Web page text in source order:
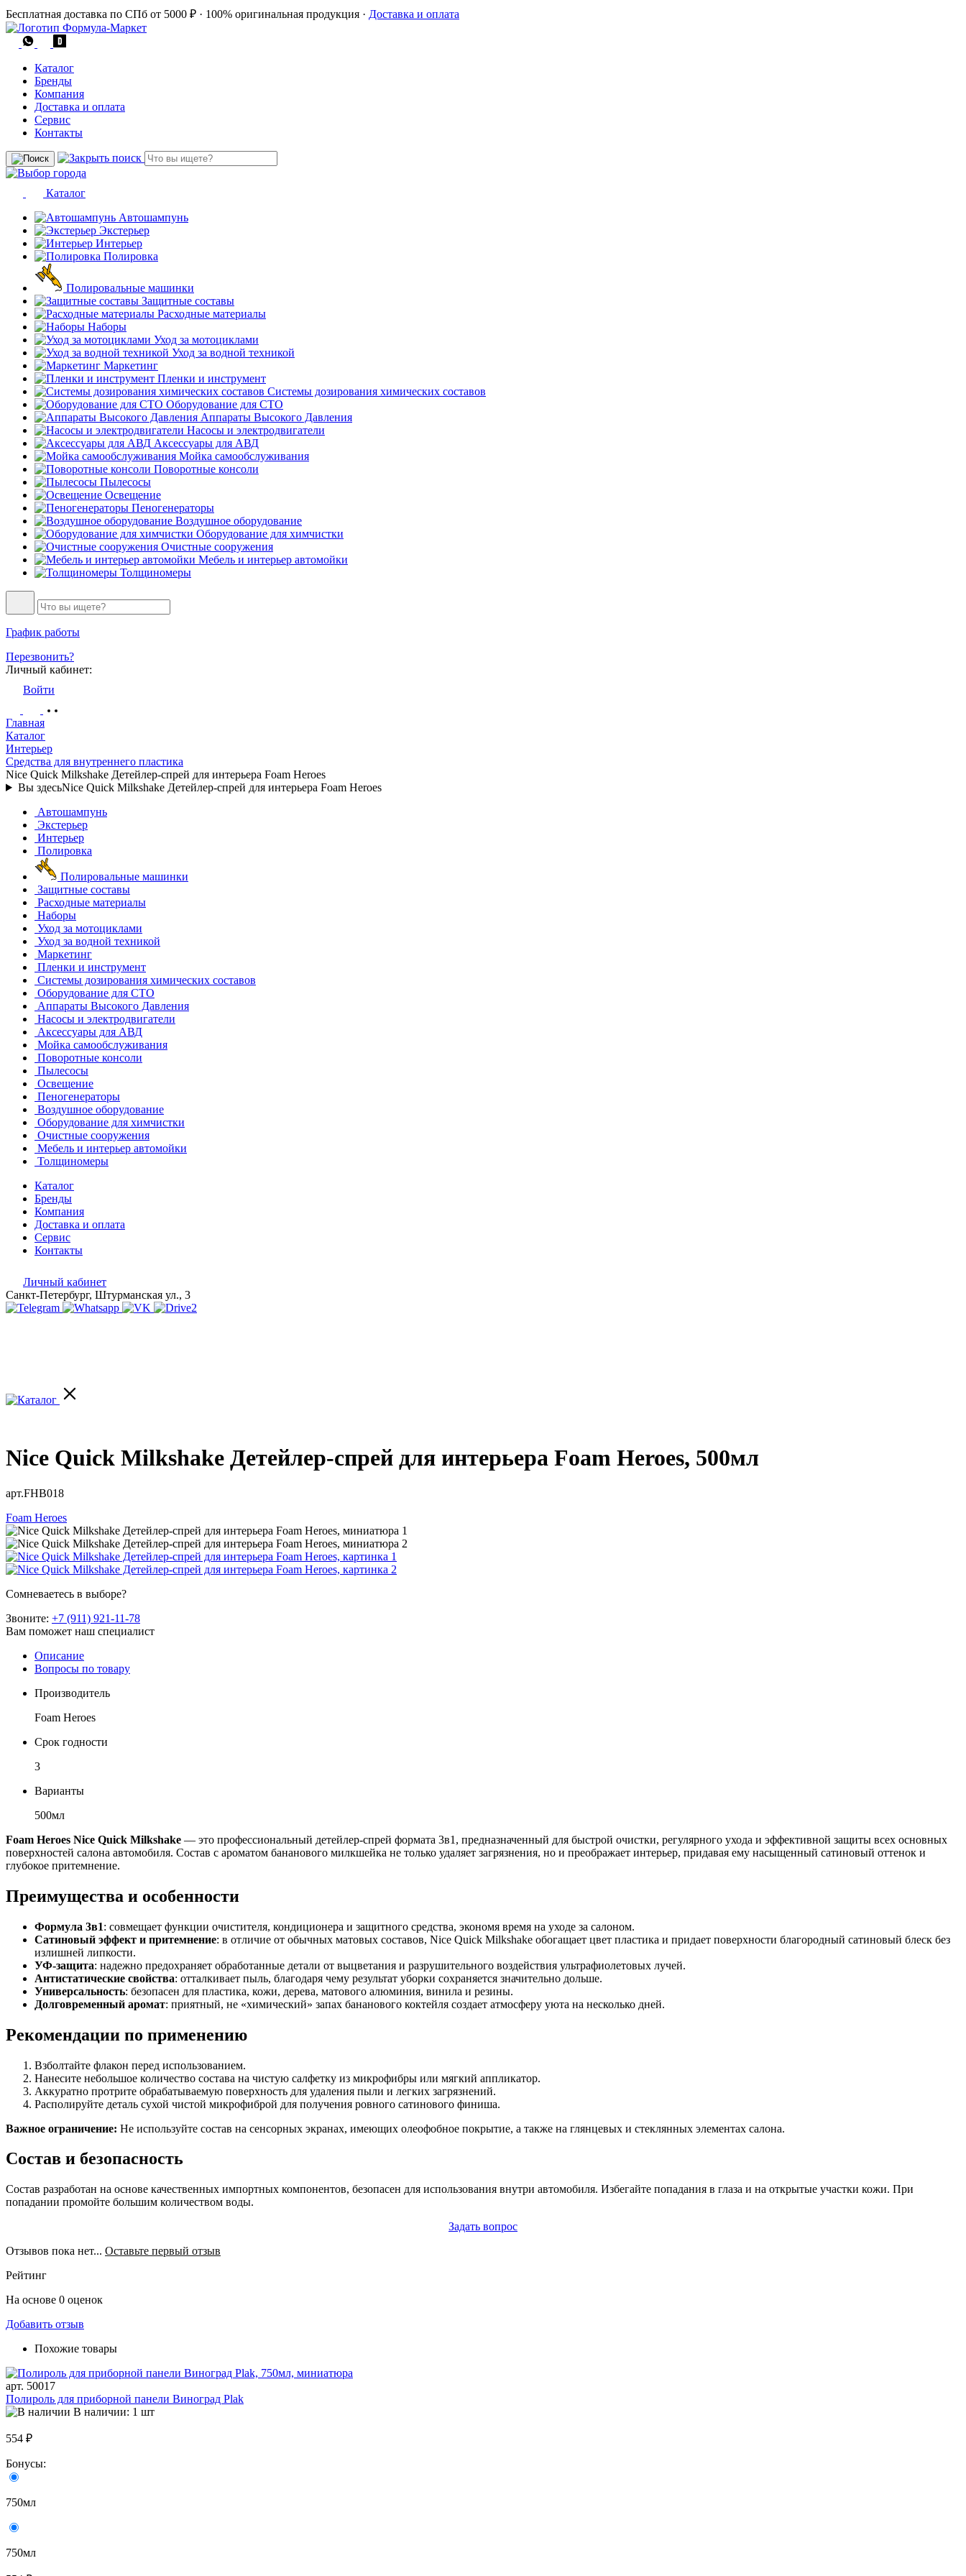
Бесплатная доставка по СПб от 5000 ₽ · 100% оригинальная продукция · Доставка и оплата
Каталог
Бренды
Компания
Доставка и оплата
Сервис
Контакты
Каталог
Автошампунь
Экстерьер
Интерьер
Полировка
Полировальные машинки
Защитные составы
Расходные материалы
Наборы
Уход за мотоциклами
Уход за водной техникой
Маркетинг
Пленки и инструмент
Системы дозирования химических составов
Оборудование для СТО
Аппараты Высокого Давления
Насосы и электродвигатели
Аксессуары для АВД
Мойка самообслуживания
Поворотные консоли
Пылесосы
Освещение
Пеногенераторы
Воздушное оборудование
Оборудование для химчистки
Очистные сооружения
Мебель и интерьер автомойки
Толщиномеры
График работы
Перезвонить?
Личный кабинет:
Войти
Главная
Каталог
Интерьер
Средства для внутреннего пластика
Nice Quick Milkshake Детейлер-спрей для интерьера Foam Heroes
Вы здесьNice Quick Milkshake Детейлер-спрей для интерьера Foam Heroes
Автошампунь
Экстерьер
Интерьер
Полировка
Полировальные машинки
Защитные составы
Расходные материалы
Наборы
Уход за мотоциклами
Уход за водной техникой
Маркетинг
Пленки и инструмент
Системы дозирования химических составов
Оборудование для СТО
Аппараты Высокого Давления
Насосы и электродвигатели
Аксессуары для АВД
Мойка самообслуживания
Поворотные консоли
Пылесосы
Освещение
Пеногенераторы
Воздушное оборудование
Оборудование для химчистки
Очистные сооружения
Мебель и интерьер автомойки
Толщиномеры
Каталог
Бренды
Компания
Доставка и оплата
Сервис
Контакты
Личный кабинет
Санкт-Петербург, Штурманская ул., 3
Nice Quick Milkshake Детейлер-спрей для интерьера Foam Heroes, 500мл
арт.FHB018
Foam Heroes
Сомневаетесь в выборе?
Звоните: +7 (911) 921-11-78
Вам поможет наш специалист
Описание
Вопросы по товару
Производитель
Foam Heroes
Срок годности
3
Варианты
500мл
Foam Heroes Nice Quick Milkshake — это профессиональный детейлер-спрей формата 3в1, предназначенный для быстрой очистки, регулярного ухода и эффективной защиты всех основных
поверхностей салона автомобиля. Состав с ароматом бананового милкшейка не только удаляет загрязнения, но и преображает интерьер, придавая ему насыщенный сатиновый оттенок и
глубокое притемнение.
Преимущества и особенности
Формула 3в1: совмещает функции очистителя, кондиционера и защитного средства, экономя время на уходе за салоном.
Сатиновый эффект и притемнение: в отличие от обычных матовых составов, Nice Quick Milkshake обогащает цвет пластика и придает поверхности благородный сатиновый блеск без
излишней липкости.
УФ-защита: надежно предохраняет обработанные детали от выцветания и разрушительного воздействия ультрафиолетовых лучей.
Антистатические свойства: отталкивает пыль, благодаря чему результат уборки сохраняется значительно дольше.
Универсальность: безопасен для пластика, кожи, дерева, матового алюминия, винила и резины.
Долговременный аромат: приятный, не «химический» запах бананового коктейля создает атмосферу уюта на несколько дней.
Рекомендации по применению
Взболтайте флакон перед использованием.
Нанесите небольшое количество состава на чистую салфетку из микрофибры или мягкий аппликатор.
Аккуратно протрите обрабатываемую поверхность для удаления пыли и легких загрязнений.
Располируйте деталь сухой чистой микрофиброй для получения ровного сатинового финиша.
Важное ограничение: Не используйте состав на сенсорных экранах, имеющих олеофобное покрытие, а также на глянцевых и стеклянных элементах салона.
Состав и безопасность
Состав разработан на основе качественных импортных компонентов, безопасен для использования внутри автомобиля. Избегайте попадания в глаза и на открытые участки кожи. При
попадании промойте большим количеством воды.
Задать вопрос
Отзывов пока нет... Оставьте первый отзыв
Рейтинг
На основе 0 оценок
Добавить отзыв
Похожие товары
арт. 50017
Полироль для приборной панели Виноград Plak
В наличии: 1 шт
554 ₽
Бонусы:
750мл
750мл